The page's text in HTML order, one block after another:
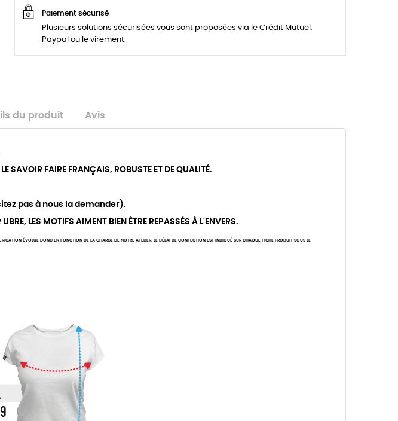
Paiement sécurisé
Plusieurs solutions sécurisées vous sont proposées via le Crédit Mutuel,
Paypal ou le virement.
du produit Avis
SAVOIR FAIRE FRANÇAIS, ROBUSTE ET DE QUALITÉ.
pas à nous la demander).
LES MOTIFS AIMENT BIEN ÊTRE REPASSÉS À L'ENVERS.
ÉVOLUE DONC EN FONCTION DE LA CHARGE DE NOTRE ATELIER. LE DÉLAI DE CONFECTION EST INDIQUÉ SUR CHAQUE FICHE PRODUIT SOUS LE